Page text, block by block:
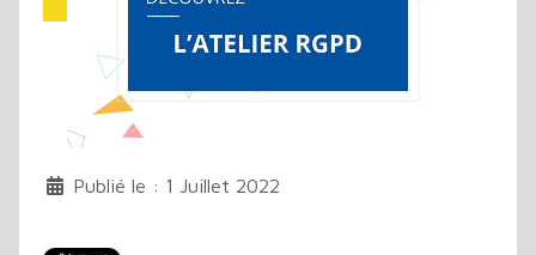
Publié le : 1 Juillet 2022